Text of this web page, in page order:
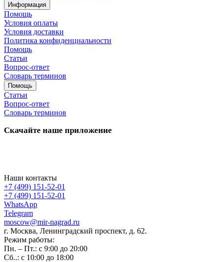
Информация
Помощь
Условия оплаты
Условия доставки
Политика конфиденциальности
Помощь
Статьи
Вопрос-ответ
Словарь терминов
Помощь
Статьи
Вопрос-ответ
Словарь терминов
Скачайте наше приложение
Наши контакты
+7 (499) 151-52-01
+7 (499) 151-52-01
WhatsApp
Telegram
moscow@mir-nagrad.ru
г. Москва, Ленинградский проспект, д. 62.
Режим работы:
Пн. – Пт.: с 9:00 до 20:00
Сб..: с 10:00 до 18:00